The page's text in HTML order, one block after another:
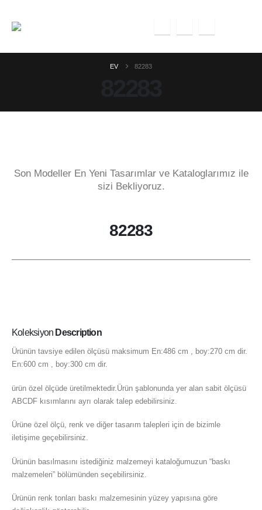
EV 82283
Son Modeller En Yeni Tasarımlar ve Kataloglarımız ile
sizi Bekliyoruz.
82283
Koleksiyon Description
Ürünün tavsiye edilen ölçüsü maksimum En:486 cm , boy:270 cm dir.
En:600 cm , boy:300 cm dir.
ürün özel ölçüde üretilmektedir.Ürün şablonunda yer alan sabit ölçüsü
ABCDF kısımlarını ayrı olarak talep edebilirsiniz.
Ürüne özel ölçü, renk ve diğer tasarım talepleri için de bizimle
iletişime geçebilirsiniz.
Ürünün basılmasını istediğiniz malzemeyi kataloğumuzun “baskı
malzemeleri” bölümünden seçebilirsiniz.
Ürünün renk tonları baskı malzemesinin yüzey yapısına göre